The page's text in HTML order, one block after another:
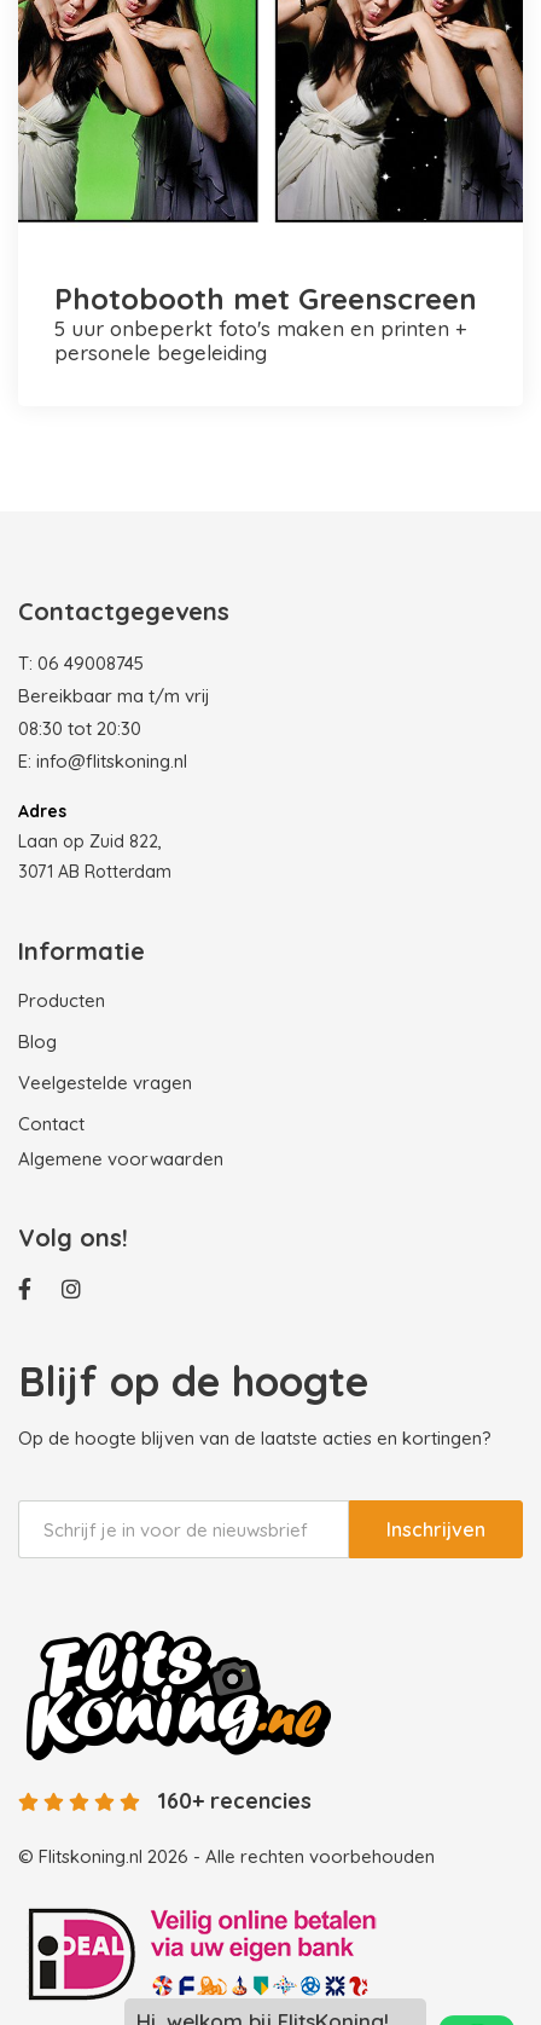
Photobooth met Greenscreen
5 uur onbeperkt foto's maken en printen +
personele begeleiding
Contactgegevens
T: 06 49008745
Bereikbaar ma t/m vrij
08:30 tot 20:30
E: info@flitskoning.nl
Adres
Laan op Zuid 822,
3071 AB Rotterdam
Informatie
Producten
Blog
Veelgestelde vragen
Contact
Algemene voorwaarden
Volg ons!
Blijf op de hoogte
Op de hoogte blijven van de laatste acties en kortingen?
Inschrijven
© Flitskoning.nl 2026 - Alle rechten voorbehouden
160+ recencies